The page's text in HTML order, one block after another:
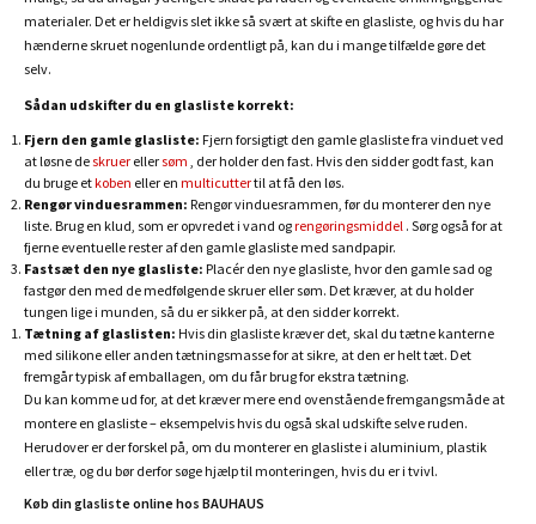
materialer. Det er heldigvis slet ikke så svært at skifte en glasliste, og hvis du har
hænderne skruet nogenlunde ordentligt på, kan du i mange tilfælde gøre det
selv.
Sådan udskifter du en glasliste korrekt:
Fjern den gamle glasliste: Fjern forsigtigt den gamle glasliste fra vinduet ved
at løsne de skruer eller søm , der holder den fast. Hvis den sidder godt fast, kan
du bruge etkoben eller en multicuttertil at få den løs.
Rengør vinduesrammen: Rengør vinduesrammen, før du monterer den nye
liste. Brug en klud, som er opvredet i vand ogrengøringsmiddel . Sørg også for at
fjerne eventuelle rester af den gamle glasliste med sandpapir.
Fastsæt den nye glasliste: Placér den nye glasliste, hvor den gamle sad og
fastgør den med de medfølgende skruer eller søm. Det kræver, at du holder
tungen lige i munden, så du er sikker på, at den sidder korrekt.
Tætning af glaslisten: Hvis din glasliste kræver det, skal du tætne kanterne
med silikone eller anden tætningsmasse for at sikre, at den er helt tæt. Det
fremgår typisk af emballagen, om du får brug for ekstra tætning.
Du kan komme ud for, at det kræver mere end ovenstående fremgangsmåde at
montere en glasliste – eksempelvis hvis du også skal udskifte selve ruden.
Herudover er der forskel på, om du monterer en glasliste i aluminium, plastik
eller træ, og du bør derfor søge hjælp til monteringen, hvis du er i tvivl.
Køb din glasliste online hos BAUHAUS